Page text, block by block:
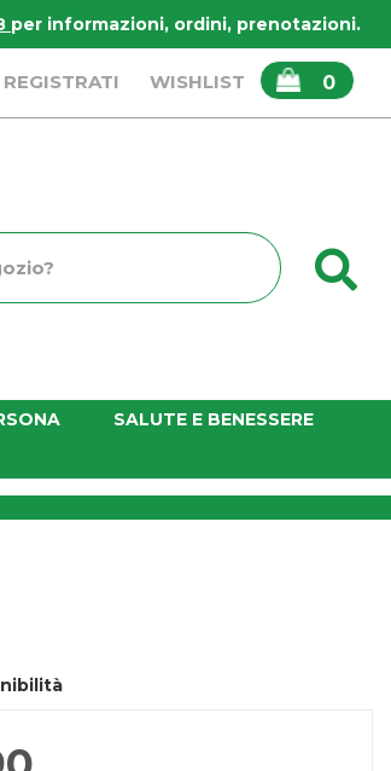
per informazioni, ordini, prenotazioni.
REGISTRATI WISHLIST 0
ARTICOLI
INSERITI
SALUTE E BENESSERE